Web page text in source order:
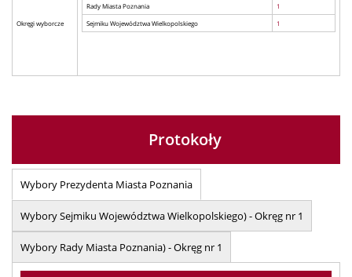
Okręgi wyborcze
Rady Miasta Poznania
1
Sejmiku Województwa Wielkopolskiego
1
Protokoły
Wybory Prezydenta Miasta Poznania
Wybory Sejmiku Województwa Wielkopolskiego) - Okręg nr 1
Wybory Rady Miasta Poznania) - Okręg nr 1